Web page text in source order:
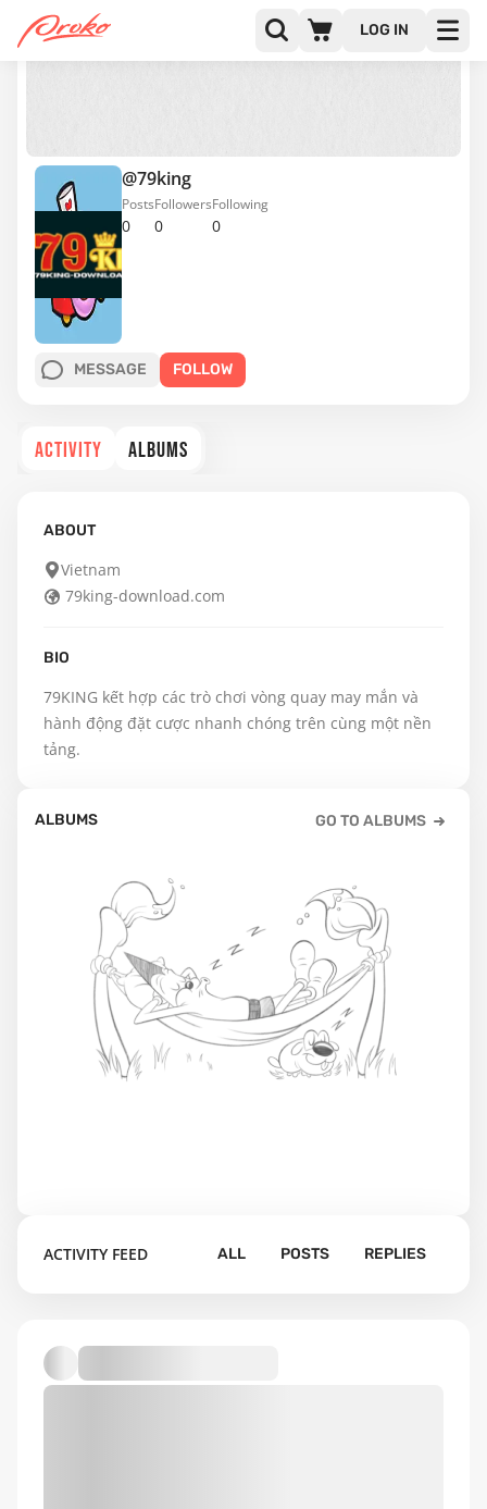
LOG IN
@79king
0
Posts
0
Followers
0
Following
MESSAGE FOLLOW
ACTIVITY ALBUMS
ABOUT
Vietnam
79king-download.com
BIO
79KING kết hợp các trò chơi vòng quay may mắn và
hành động đặt cược nhanh chóng trên cùng một nền
tảng.
ALBUMS GO TO ALBUMS
ACTIVITY FEED ALL POSTS REPLIES